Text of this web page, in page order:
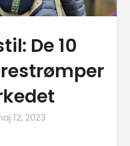
De 10
12, 2023